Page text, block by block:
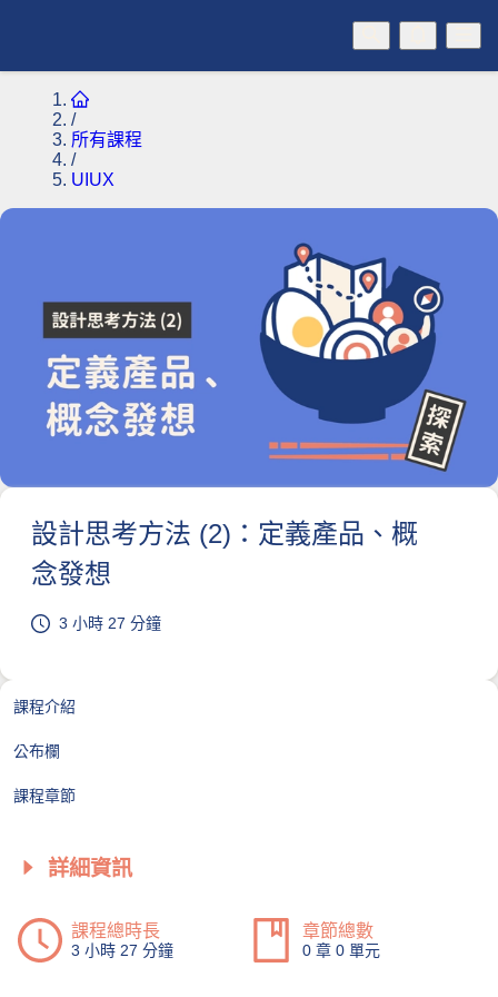
/
所有課程
/
UIUX
課程介紹
公布欄
課程章節
詳細資訊
課程總時長
3 小時 27 分鐘
章節總數
0 章 0 單元
設計思考方法 (2)：定義產品、概
念發想
3 小時 27 分鐘